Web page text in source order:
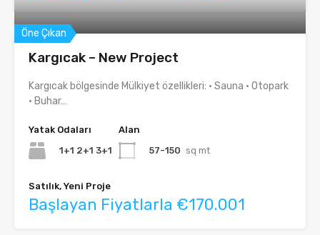
Öne Çıkan
Kargıcak – New Project
Kargıcak bölgesinde Mülkiyet özellikleri: • Sauna • Otopark
• Buhar…
Yatak Odaları
1+1 2+1 3+1
Alan
57-150 sq mt
Satılık, Yeni Proje
Başlayan Fiyatlarla €170.001